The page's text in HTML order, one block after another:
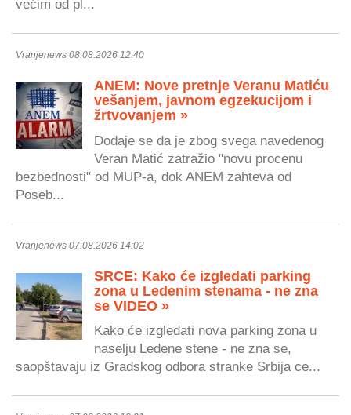
većim od pl...
Vranjenews 08.08.2026 12:40
ANEM: Nove pretnje Veranu Matiću
vešanjem, javnom egzekucijom i
žrtvovanjem »
Dodaje se da je zbog svega navedenog
Veran Matić zatražio "novu procenu
bezbednosti" od MUP-a, dok ANEM zahteva od
Poseb...
Vranjenews 07.08.2026 14:02
SRCE: Kako će izgledati parking
zona u Ledenim stenama - ne zna
se VIDEO »
Kako će izgledati nova parking zona u
naselju Ledene stene - ne zna se,
saopštavaju iz Gradskog odbora stranke Srbija ce...